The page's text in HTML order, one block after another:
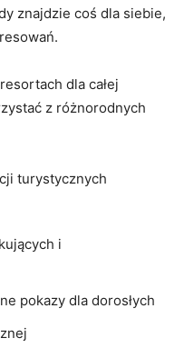
znajdzie coś dla siebie,
dla całej
z różnorodnych
turystycznych
i
pokazy dla dorosłych